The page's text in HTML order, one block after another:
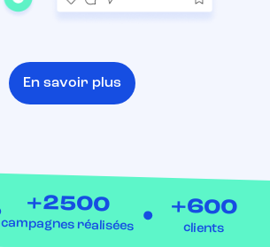
En savoir plus
+2500
campagnes réalisées
+600
clients